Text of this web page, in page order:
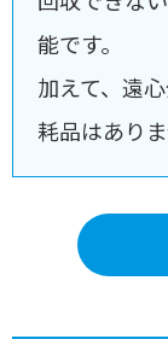
能です。
加えて、遠
耗品はありま